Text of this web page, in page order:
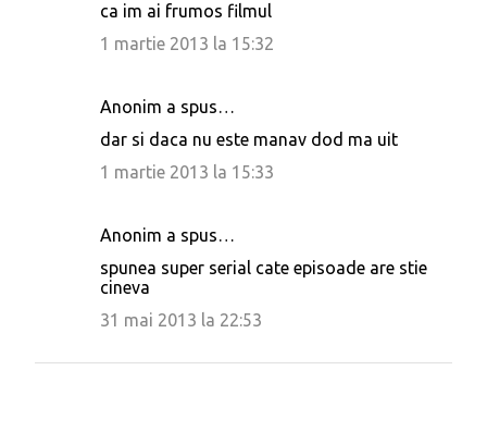
ca im ai frumos filmul
1 martie 2013 la 15:32
Anonim a spus…
dar si daca nu este manav dod ma uit
1 martie 2013 la 15:33
Anonim a spus…
spunea super serial cate episoade are stie
cineva
31 mai 2013 la 22:53